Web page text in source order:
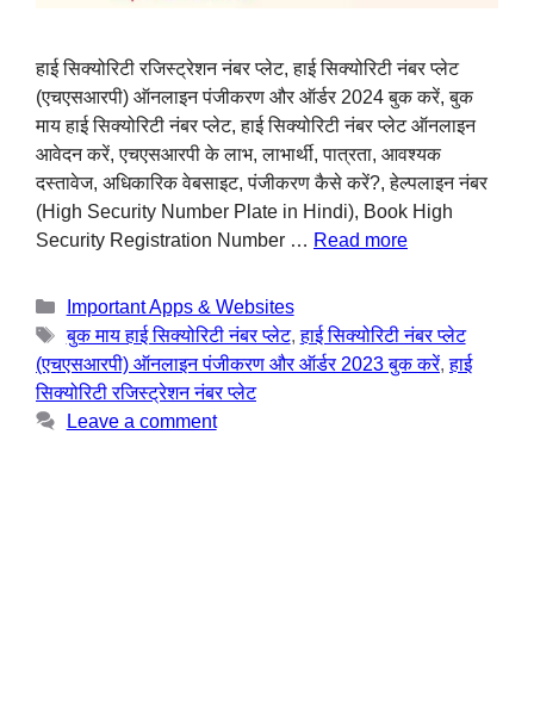
हाई सिक्योरिटी रजिस्ट्रेशन नंबर प्लेट, हाई सिक्योरिटी नंबर प्लेट
(एचएसआरपी) ऑनलाइन पंजीकरण और ऑर्डर 2024 बुक करें, बुक
माय हाई सिक्योरिटी नंबर प्लेट, हाई सिक्योरिटी नंबर प्लेट ऑनलाइन
आवेदन करें, एचएसआरपी के लाभ, लाभार्थी, पात्रता, आवश्यक
दस्तावेज, अधिकारिक वेबसाइट, पंजीकरण कैसे करें?, हेल्पलाइन नंबर
(High Security Number Plate in Hindi), Book High
Security Registration Number … Read more
Important Apps & Websites
बुक माय हाई सिक्योरिटी नंबर प्लेट,हाई सिक्योरिटी नंबर प्लेट
(एचएसआरपी) ऑनलाइन पंजीकरण और ऑर्डर 2023 बुक करें,हाई
सिक्योरिटी रजिस्ट्रेशन नंबर प्लेट
Leave a comment